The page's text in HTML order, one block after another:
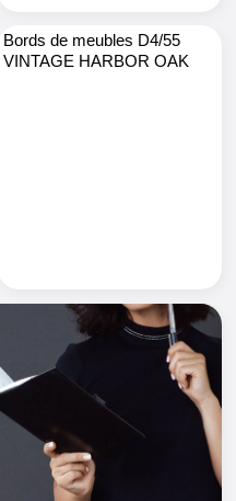
Bords de meubles D4/55
VINTAGE HARBOR OAK